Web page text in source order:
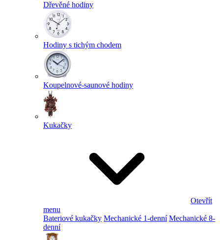
Dřevěné hodiny
Hodiny s tichým chodem
Koupelnové-saunové hodiny
Kukačky
Otevřít
menu
Bateriové kukačky Mechanické 1-denní Mechanické 8-
denní